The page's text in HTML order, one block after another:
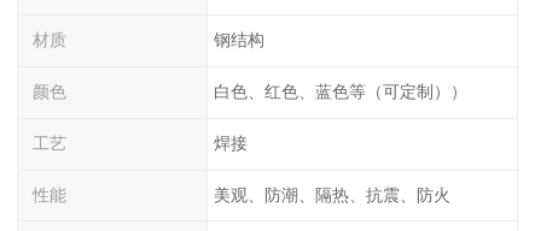
材质 钢结构
颜色 白色、红色、蓝色等（可定制））
工艺 焊接
性能 美观、防潮、隔热、抗震、防火